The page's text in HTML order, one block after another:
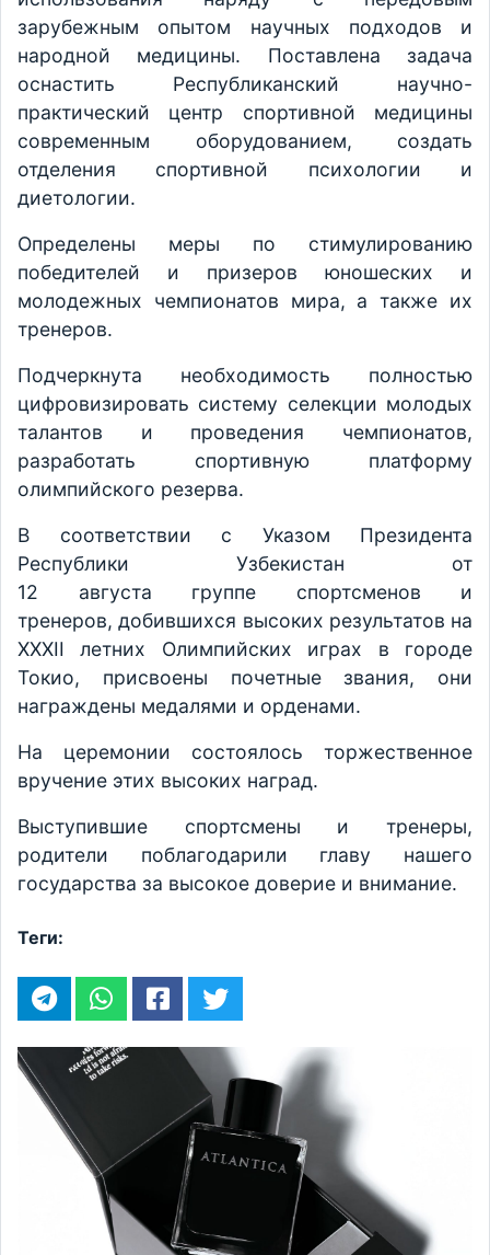
зарубежным опытом научных подходов и
народной медицины. Поставлена ​​задача
оснастить Республиканский научно-
практический центр спортивной медицины
современным оборудованием, создать
отделения спортивной психологии и
диетологии.
Определены меры по стимулированию
победителей и призеров юношеских и
молодежных чемпионатов мира, а также их
тренеров.
Подчеркнута необходимость полностью
цифровизировать систему селекции молодых
талантов и проведения чемпионатов,
разработать спортивную платформу
олимпийского резерва.
В соответствии с Указом Президента
Республики Узбекистан от
12 августа группе спортсменов и
тренеров, добившихся высоких результатов на
XXXII летних Олимпийских играх в городе
Токио, присвоены почетные звания, они
награждены медалями и орденами.
На церемонии состоялось торжественное
вручение этих высоких наград.
Выступившие спортсмены и тренеры,
родители поблагодарили главу нашего
государства за высокое доверие и внимание.
Теги: